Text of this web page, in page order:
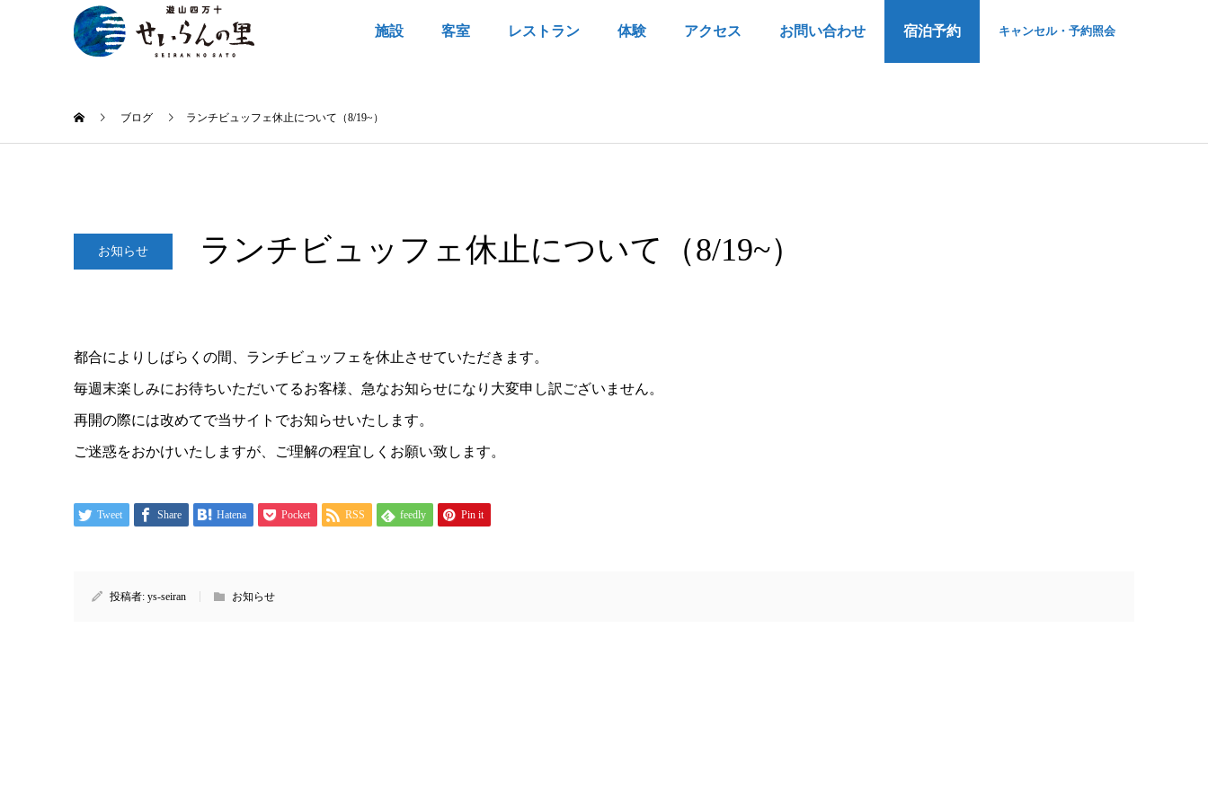
施設 客室 レストラン 体験 アクセス お問い合わせ 宿泊予約 キャンセル・予約照会
ブログ ランチビュッフェ休止について（8/19~）
お知らせ ランチビュッフェ休止について（8/19~）
都合によりしばらくの間、ランチビュッフェを休止させていただきます。
毎週末楽しみにお待ちいただいてるお客様、急なお知らせになり大変申し訳ございません。
再開の際には改めてで当サイトでお知らせいたします。
ご迷惑をおかけいたしますが、ご理解の程宜しくお願い致します。
Tweet Share Hatena Pocket RSS feedly Pin it
投稿者: ys-seiran お知らせ